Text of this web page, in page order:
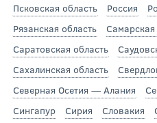
Псковская область
Россия
Рязанская область
Самарская
Саратовская область
Сахалинская область
Северная Осетия — Алания
Сингапур
Сирия Словакия